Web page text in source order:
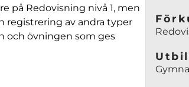
på Redovisning nivå 1, men
registrering av andra typer
och övningen som ges